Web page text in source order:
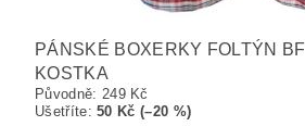
PÁNSKÉ BOXERKY FOLTÝN
KOSTKA
Původně: 249 Kč
Ušetříte:50 Kč (–20 %)